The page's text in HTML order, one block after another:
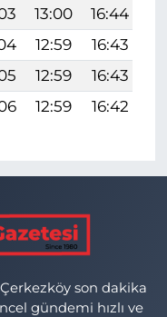
13:00 16:44
12:59 16:43
12:59 16:43
12:59 16:42
son dakika
gündemi hızlı ve